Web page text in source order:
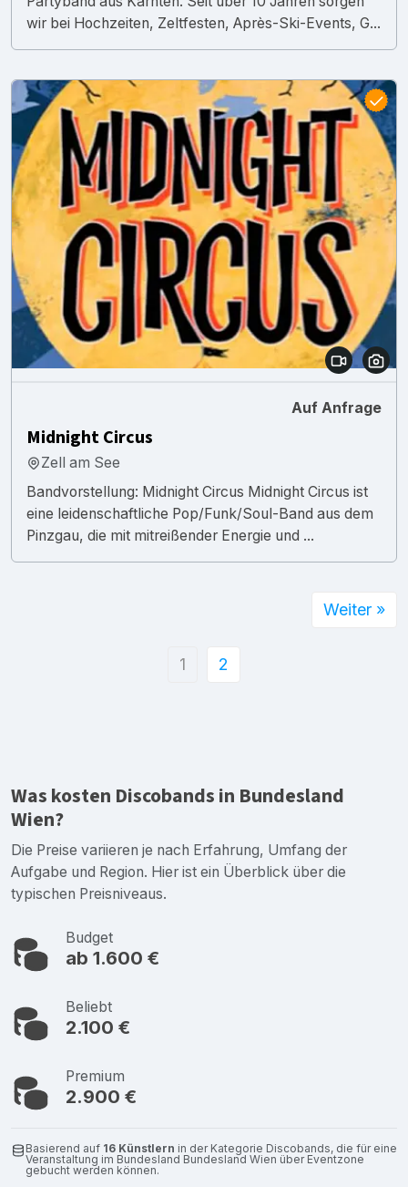
wir bei Hochzeiten, Zeltfesten, Après-Ski-Events, G...
Auf Anfrage
Midnight Circus
Zell am See
Bandvorstellung: Midnight Circus Midnight Circus ist
eine leidenschaftliche Pop/Funk/Soul-Band aus dem
Pinzgau, die mit mitreißender Energie und ...
1 2
Weiter »
Was kosten Discobands in Bundesland
Wien?
Die Preise variieren je nach Erfahrung, Umfang der
Aufgabe und Region. Hier ist ein Überblick über die
typischen Preisniveaus.
Budget
ab 1.600 €
Beliebt
2.100 €
Premium
2.900 €
Basierend auf 16 Künstlern in der Kategorie Discobands, die für eine
Veranstaltung im Bundesland Bundesland Wien über Eventzone
gebucht werden können.